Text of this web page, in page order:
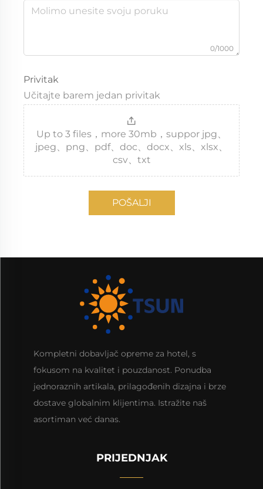
0/1000
Privitak
Učitajte barem jedan privitak
Up to 3 files，more 30mb，suppor jpg、
jpeg、png、pdf、doc、docx、xls、xlsx、
csv、txt
POŠALJI
Kompletni dobavljač opreme za hotel, s
fokusom na kvalitet i pouzdanost. Ponudba
jednoraznih artikala, prilagođenih dizajna i brze
dostave globalnim klijentima. Istražite naš
asortiman već danas.
PRIJEDNJAK